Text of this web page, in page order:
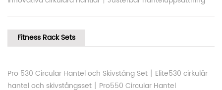
Fitness Rack Sets
Pro 530 Circular Hantel och Skivstång Set | Elite530 cirkulär
hantel och skivstångsset | Pro550 Circular Hantel